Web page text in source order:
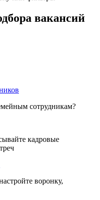
вакансий
сотрудникам?
кадровые
воронку,